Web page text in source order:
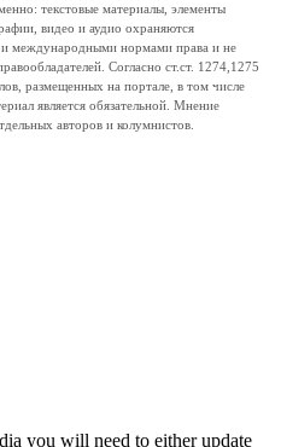
текстовые материалы, элементы
видео и аудио охраняются
и международными нормами права и не
Согласно ст.ст. 1274,1275
размещенных на портале, в том числе
является обязательной. Мнение
авторов и колумнистов.
you will need to either update